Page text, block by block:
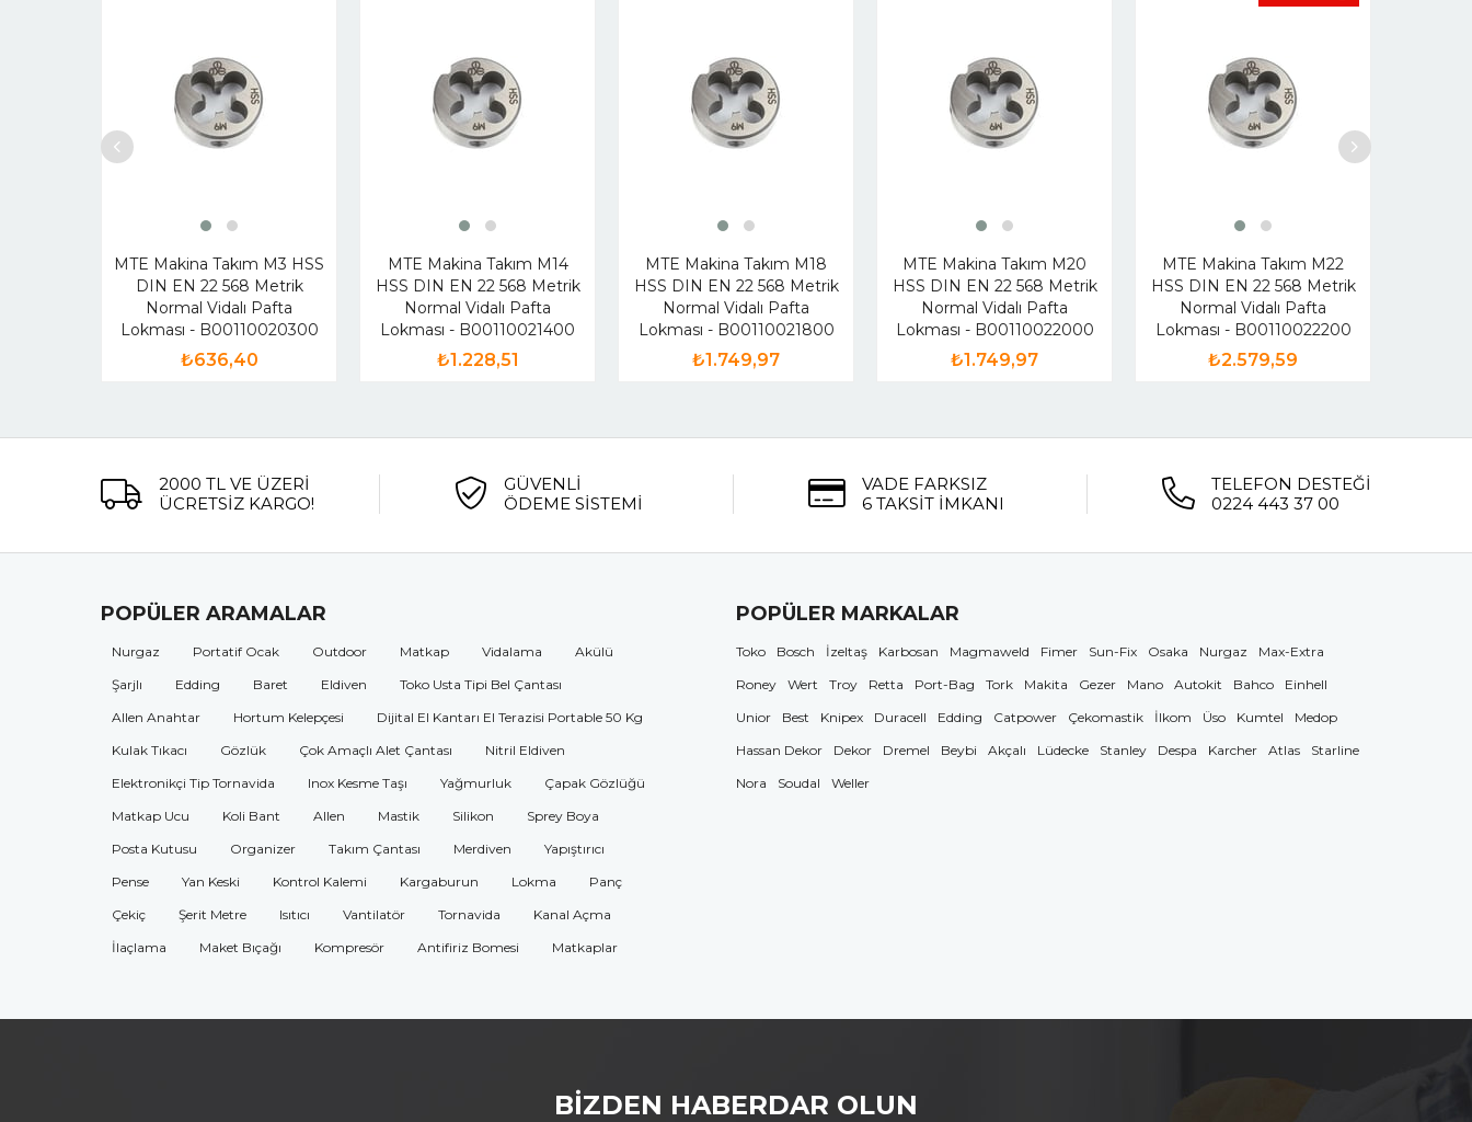
MTE Makina Takım M3 HSS
DIN EN 22 568 Metrik
Normal Vidalı Pafta
Lokması - B00110020300
₺636,40
MTE Makina Takım M14
HSS DIN EN 22 568 Metrik
Normal Vidalı Pafta
Lokması - B00110021400
₺1.228,51
MTE Makina Takım M18
HSS DIN EN 22 568 Metrik
Normal Vidalı Pafta
Lokması - B00110021800
₺1.749,97
MTE Makina Takım M20
HSS DIN EN 22 568 Metrik
Normal Vidalı Pafta
Lokması - B00110022000
₺1.749,97
MTE Makina Takım M22
HSS DIN EN 22 568 Metrik
Normal Vidalı Pafta
Lokması - B00110022200
₺2.579,59
2000 TL VE ÜZERİ
ÜCRETSİZ KARGO!
GÜVENLİ
ÖDEME SİSTEMİ
VADE FARKSIZ
6 TAKSİT İMKANI
TELEFON DESTEĞİ
0224 443 37 00
POPÜLER ARAMALAR
Nurgaz Portatif Ocak Outdoor Matkap Vidalama
Akülü
Şarjlı
Edding Baret Eldiven
Toko Usta Tipi Bel Çantası
Allen Anahtar
Hortum Kelepçesi
Dijital El Kantarı El Terazisi Portable 50 Kg
Kulak Tıkacı
Gözlük Çok Amaçlı Alet Çantası
Nitril Eldiven
Elektronikçi Tip Tornavida
Inox Kesme Taşı Yağmurluk
Çapak Gözlüğü
Matkap Ucu
Koli Bant Allen Mastik Silikon
Sprey Boya
Posta Kutusu
Organizer Takım Çantası Merdiven
Yapıştırıcı
Pense
Yan Keski Kontrol Kalemi Kargaburun Lokma
Panç
Çekiç
Şerit Metre Isıtıcı Vantilatör Tornavida
Kanal Açma
İlaçlama
Maket Bıçağı Kompresör Antifiriz Bomesi Matkaplar
POPÜLER MARKALAR
Toko Bosch İzeltaş Karbosan Magmaweld Fimer Sun-Fix Osaka Nurgaz
Max-Extra
Roney
Wert Troy Retta Port-Bag Tork Makita Gezer Mano Autokit Bahco
Einhell
Unior
Best Knipex Duracell Edding Catpower Çekomastik İlkom Üso Kumtel
Medop
Hassan Dekor
Dekor Dremel Beybi Akçalı Lüdecke Stanley Despa Karcher Atlas
Starline
Nora
Soudal Weller
BİZDEN HABERDAR OLUN